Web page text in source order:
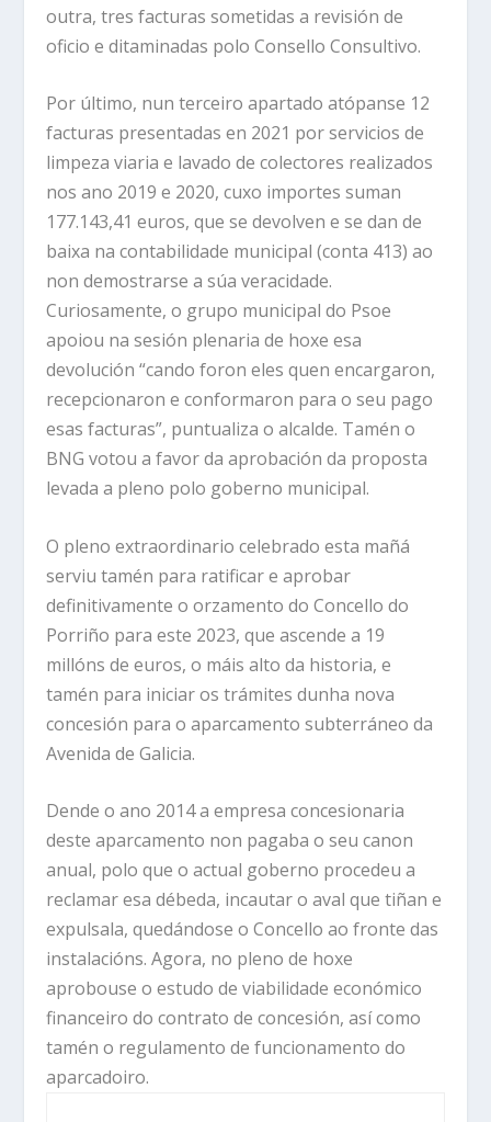
outra, tres facturas sometidas a revisión de
oficio e ditaminadas polo Consello Consultivo.
Por último, nun terceiro apartado atópanse 12
facturas presentadas en 2021 por servicios de
limpeza viaria e lavado de colectores realizados
nos ano 2019 e 2020, cuxo importes suman
177.143,41 euros, que se devolven e se dan de
baixa na contabilidade municipal (conta 413) ao
non demostrarse a súa veracidade.
Curiosamente, o grupo municipal do Psoe
apoiou na sesión plenaria de hoxe esa
devolución “cando foron eles quen encargaron,
recepcionaron e conformaron para o seu pago
esas facturas”, puntualiza o alcalde. Tamén o
BNG votou a favor da aprobación da proposta
levada a pleno polo goberno municipal.
O pleno extraordinario celebrado esta mañá
serviu tamén para ratificar e aprobar
definitivamente o orzamento do Concello do
Porriño para este 2023, que ascende a 19
millóns de euros, o máis alto da historia, e
tamén para iniciar os trámites dunha nova
concesión para o aparcamento subterráneo da
Avenida de Galicia.
Dende o ano 2014 a empresa concesionaria
deste aparcamento non pagaba o seu canon
anual, polo que o actual goberno procedeu a
reclamar esa débeda, incautar o aval que tiñan e
expulsala, quedándose o Concello ao fronte das
instalacións. Agora, no pleno de hoxe
aprobouse o estudo de viabilidade económico
financeiro do contrato de concesión, así como
tamén o regulamento de funcionamento do
aparcadoiro.